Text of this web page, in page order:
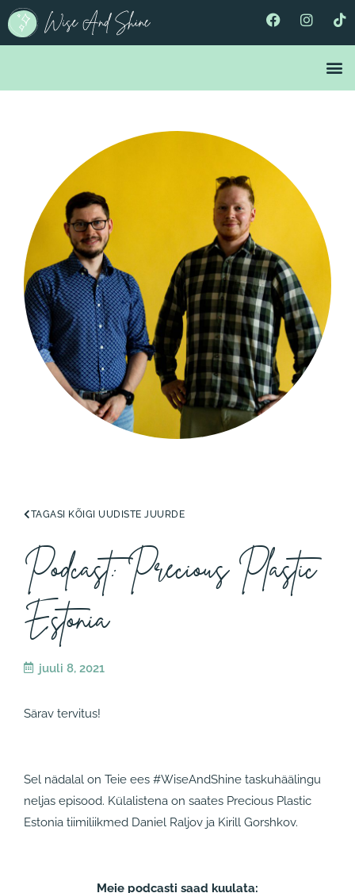
TAGASI KÕIGI UUDISTE JUURDE
Podcast: Precious Plastic
Estonia
juuli 8, 2021
Särav tervitus!
Sel nädalal on Teie ees #WiseAndShine taskuhäälingu
neljas episood. Külalistena on saates Precious Plastic
Estonia tiimiliikmed Daniel Raljov ja Kirill Gorshkov.
Meie podcasti saad kuulata: